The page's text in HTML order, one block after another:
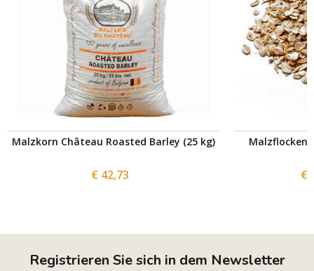
Malzkorn Château Roasted Barley (25 kg)
€ 42,73
Malzflocken
€
Registrieren Sie sich in dem Newsletter